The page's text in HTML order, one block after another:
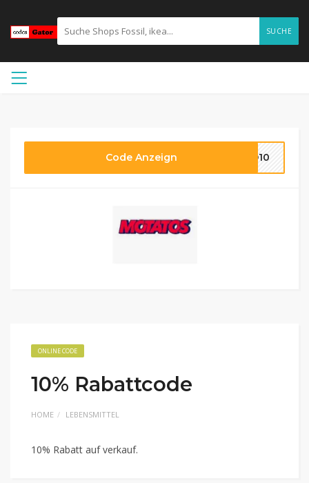
SUCHE
Code Anzeign LD10
ONLINE CODE
10% Rabattcode
HOME LEBENSMITTEL
10% Rabatt auf verkauf.